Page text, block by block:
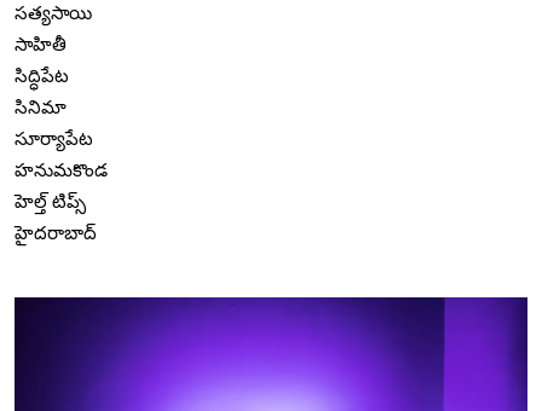
సత్యసాయి
సాహితీ
సిద్ధిపేట
సినిమా
సూర్యాపేట
హనుమకొండ
హెల్త్ టిప్స్
హైదరాబాద్